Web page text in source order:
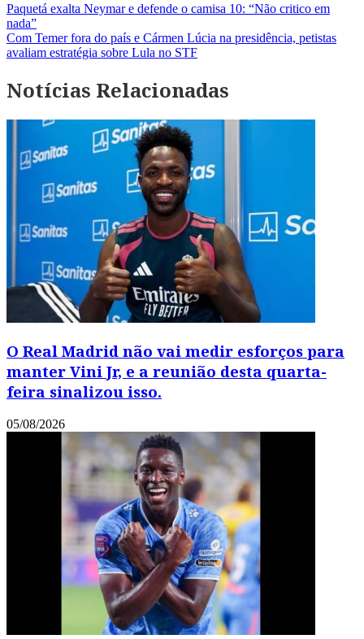
Paquetá exalta Neymar e defende o camisa 10: “Não critico em
nada”
Com Temer fora do país e Cármen Lúcia na presidência, petistas
avaliam estratégia sobre Lula no STF
Notícias Relacionadas
O Real Madrid não vai medir esforços para
manter Vini Jr, e a reunião desta quarta-
feira sinalizou isso.
05/08/2026